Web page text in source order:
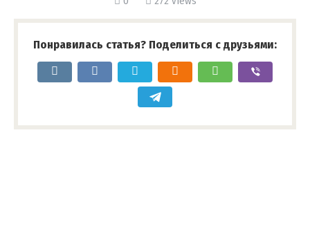
Понравилась статья? Поделиться с друзьями: